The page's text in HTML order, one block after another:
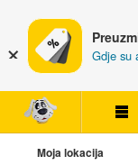
Gdje su
Moja lokacija